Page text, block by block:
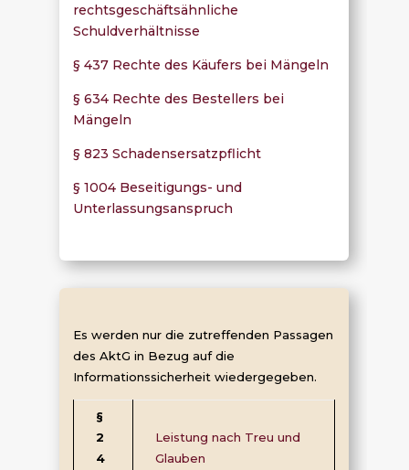
rechtsgeschäftsähnliche
Schuldverhältnisse
§ 437 Rechte des Käufers bei Mängeln
§ 634 Rechte des Bestellers bei
Mängeln
§ 823 Schadensersatzpflicht
§ 1004 Beseitigungs- und
Unterlassungsanspruch
Es werden nur die zutreffenden Passagen
des AktG in Bezug auf die
Informationssicherheit wiedergegeben.
§
2
4
Leistung nach Treu und
Glauben